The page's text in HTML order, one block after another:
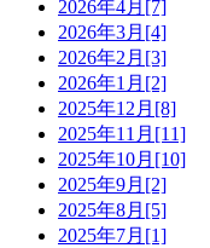
2026年4月[7]
2026年3月[4]
2026年2月[3]
2026年1月[2]
2025年12月[8]
2025年11月[11]
2025年10月[10]
2025年9月[2]
2025年8月[5]
2025年7月[1]